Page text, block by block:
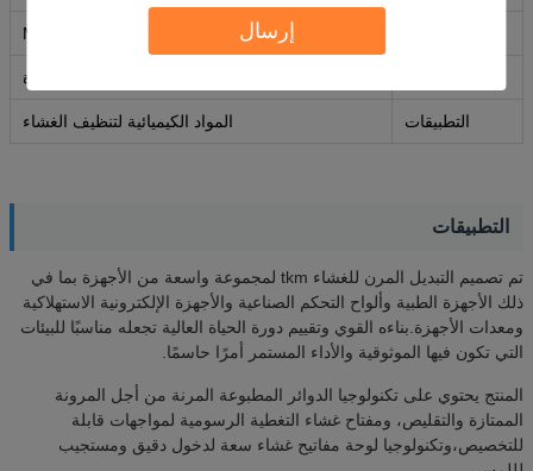
إرسال
مليون مرة
التطبيقات المواد الكيميائية لتنظيف الغشاء
التطبيقات
تم تصميم التبديل المرن للغشاء tkm لمجموعة واسعة من الأجهزة بما في
ذلك الأجهزة الطبية وألواح التحكم الصناعية والأجهزة الإلكترونية الاستهلاكية
ومعدات الأجهزة.بناءه القوي وتقييم دورة الحياة العالية تجعله مناسبًا للبيئات
التي تكون فيها الموثوقية والأداء المستمر أمرًا حاسمًا.
المنتج يحتوي على تكنولوجيا الدوائر المطبوعة المرنة من أجل المرونة
الممتازة والتقليص، ومفتاح غشاء التغطية الرسومية لمواجهات قابلة
للتخصيص،وتكنولوجيا لوحة مفاتيح غشاء سعة لدخول دقيق ومستجيب